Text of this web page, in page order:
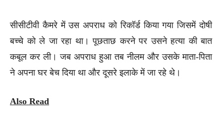
सीसीटीवी कैमरे में उस अपराध को रिकॉर्ड किया गया जिसमें दोषी
बच्चे को ले जा रहा था। पूछताछ करने पर उसने हत्या की बात
कबूल कर ली। जब अपराध हुआ तब नीलम और उसके माता-पिता
ने अपना घर बेच दिया था और दूसरे इलाके में जा रहे थे।
Also Read